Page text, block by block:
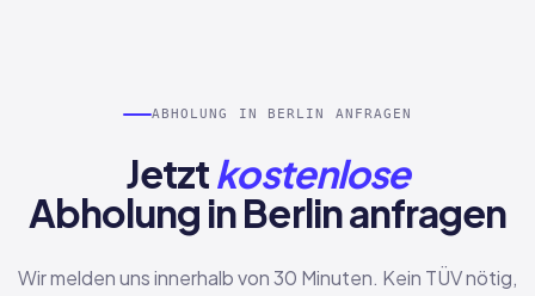
ABHOLUNG IN BERLIN ANFRAGEN
Jetztkostenlose
Abholung in Berlin anfragen
Wir melden uns innerhalb von 30 Minuten. Kein TÜV nötig,